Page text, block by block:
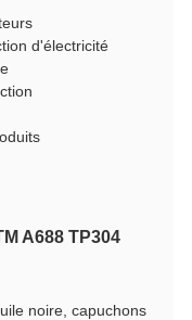
d'électricité
A688 TP304
noire, capuchons